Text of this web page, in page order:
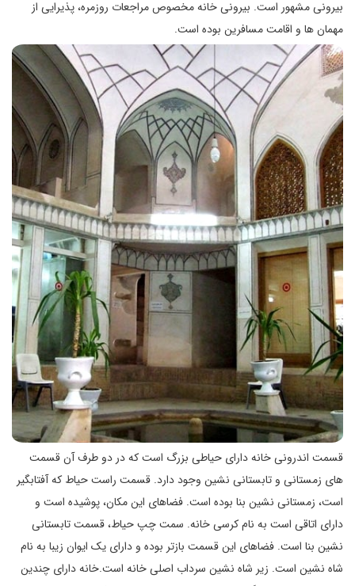
بیرونی مشهور است. بیرونی خانه مخصوص مراجعات روزمره، پذیرایی از
مهمان ها و اقامت مسافرین بوده است.
قسمت اندرونی خانه دارای حیاطی بزرگ است که در دو طرف آن قسمت
های زمستانی و تابستانی نشین وجود دارد. قسمت راست حیاط که آفتابگیر
است، زمستانی نشین بنا بوده است. فضاهای این مکان، پوشیده است و
دارای اتاقی است به نام کرسی خانه. سمت چپ حیاط، قسمت تابستانی
نشین بنا است. فضاهای این قسمت بازتر بوده و دارای یک ایوان زیبا به نام
شاه نشین است. زیر شاه نشین سرداب اصلی خانه است.خانه دارای چندین